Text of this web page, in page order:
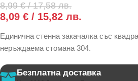
8,99€/ 17,58 лв.
8,09 € / 15,82 лв.
Единична стенна закачалка със
неръждаема стомана 304.
Безплатна доставка